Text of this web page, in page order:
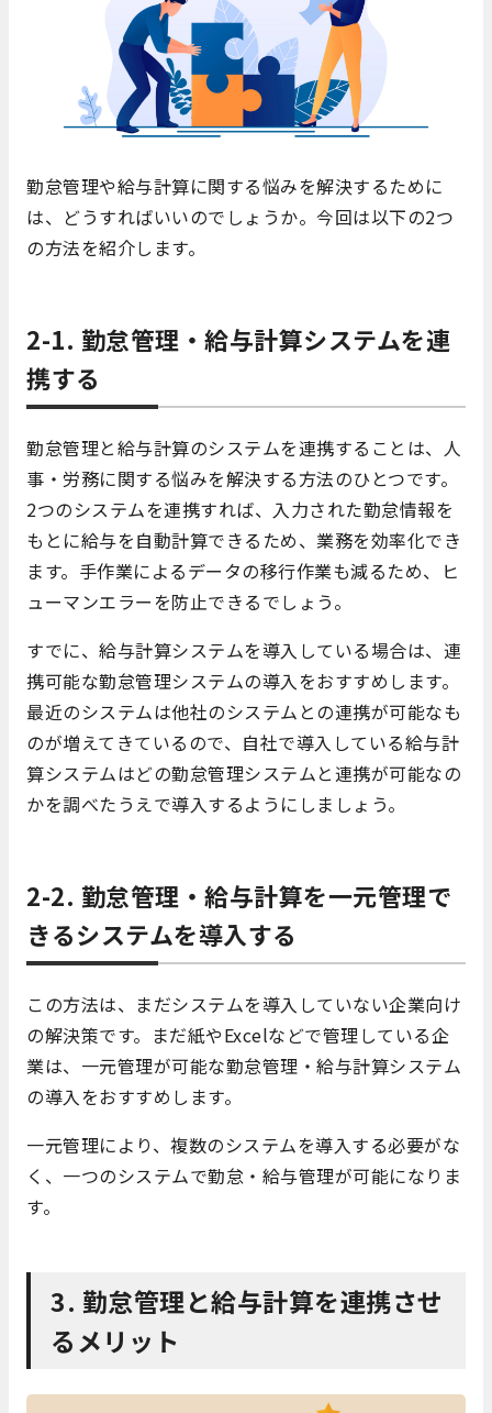
勤怠管理や給与計算に関する悩みを解決するために
は、どうすればいいのでしょうか。今回は以下の2つ
の方法を紹介します。
2-1. 勤怠管理・給与計算システムを連
携する
勤怠管理と給与計算のシステムを連携することは、人
事・労務に関する悩みを解決する方法のひとつです。
2つのシステムを連携すれば、入力された勤怠情報を
もとに給与を自動計算できるため、業務を効率化でき
ます。手作業によるデータの移行作業も減るため、ヒ
ューマンエラーを防止できるでしょう。
すでに、給与計算システムを導入している場合は、連
携可能な勤怠管理システムの導入をおすすめします。
最近のシステムは他社のシステムとの連携が可能なも
のが増えてきているので、自社で導入している給与計
算システムはどの勤怠管理システムと連携が可能なの
かを調べたうえで導入するようにしましょう。
2-2. 勤怠管理・給与計算を一元管理で
きるシステムを導入する
この方法は、まだシステムを導入していない企業向け
の解決策です。まだ紙やExcelなどで管理している企
業は、一元管理が可能な勤怠管理・給与計算システム
の導入をおすすめします。
一元管理により、複数のシステムを導入する必要がな
く、一つのシステムで勤怠・給与管理が可能になりま
す。
3. 勤怠管理と給与計算を連携させ
るメリット